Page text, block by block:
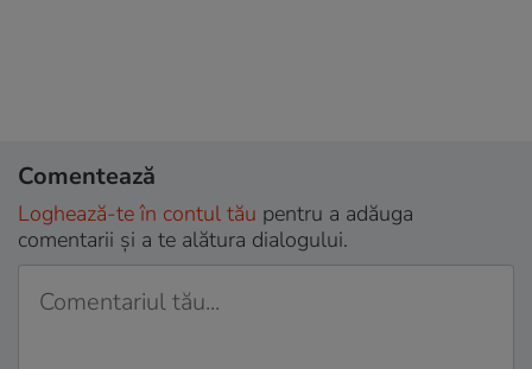
Comentează
Loghează-te în contul tău pentru a adăuga
comentarii și a te alătura dialogului.